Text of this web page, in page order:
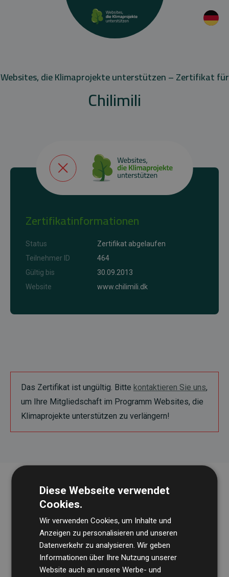
Websites, die Klimaprojekte unterstützen – Zertifikat für
Chilimili
Zertifikatinformationen
Status
Zertifikat abgelaufen
Teilnehmer ID
464
Gültig bis
30.09.2013
Website
www.chilimili.dk
Das Zertifikat ist ungültig. Bitte kontaktieren Sie uns,
um Ihre Mitgliedschaft im Programm Websites, die
Klimaprojekte unterstützen zu verlängern!
Die Wirtschaftsprüfungsgesellschaft BDOüberprüft
regelmäßig unsere Berechnungen und Methodik, um
Diese Webseite verwendet
Cookies.
Wir verwenden Cookies, um Inhalte und
Anzeigen zu personalisieren und unseren
Datenverkehr zu analysieren. Wir geben
Informationen über Ihre Nutzung unserer
Website auch an unsere Werbe- und